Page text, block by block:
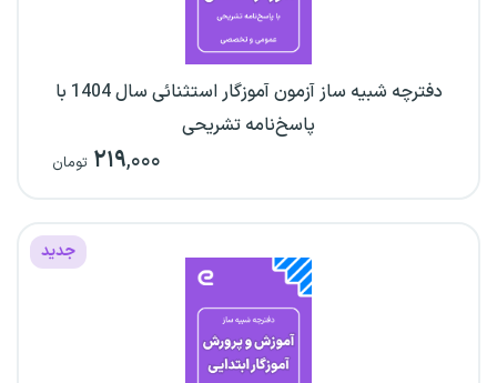
دفترچه شبیه ساز آزمون آموزگار استثنائی سال 1404 با
پاسخ‌نامه تشریحی
۲۱۹,۰۰۰ تومان
جدید